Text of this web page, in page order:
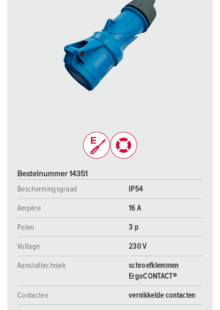
Bestelnummer 14351
Beschermingsgraad
IP54
Ampère 16 A
Polen 3 p
Voltage 230 V
Aansluittechniek
schroefklemmen
ErgoCONTACT®
Contacten vernikkelde contacten